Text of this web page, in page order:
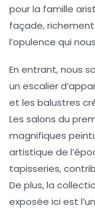
pour la famille
façade,
l’opulence qui
En entrant, nous
un escalier
et les balustres
Les salons du
magnifiques
artistique de
tapisseries,
De plus, la
exposée ici est